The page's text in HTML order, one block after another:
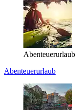
Abenteuerurlaub
Abenteuerurlaub